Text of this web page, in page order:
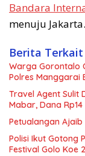
Bandara
menuju
Berita Terkait
Warga Gorontalo
Polres Manggarai
Travel Agent Sulit
Mabar, Dana
Petualangan Ajaib
Polisi Ikut Gotong
Festival Golo Koe